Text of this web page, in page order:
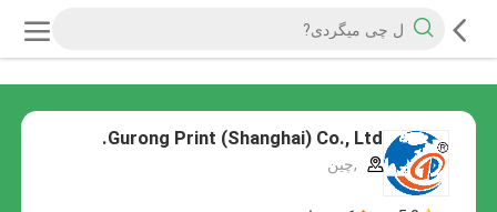
Gurong Print (Shanghai) Co., Ltd.
,چین